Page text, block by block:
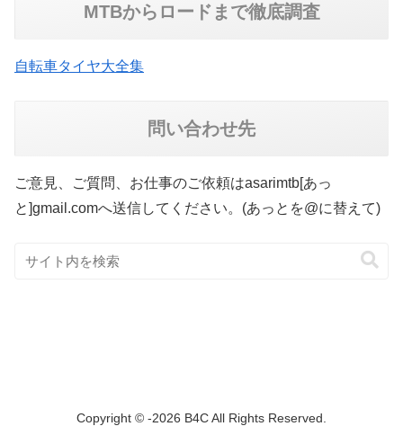
MTBからロードまで徹底調査
自転車タイヤ大全集
問い合わせ先
ご意見、ご質問、お仕事のご依頼はasarimtb[あっ
と]gmail.comへ送信してください。(あっとを@に替えて)
Copyright © -2026 B4C All Rights Reserved.